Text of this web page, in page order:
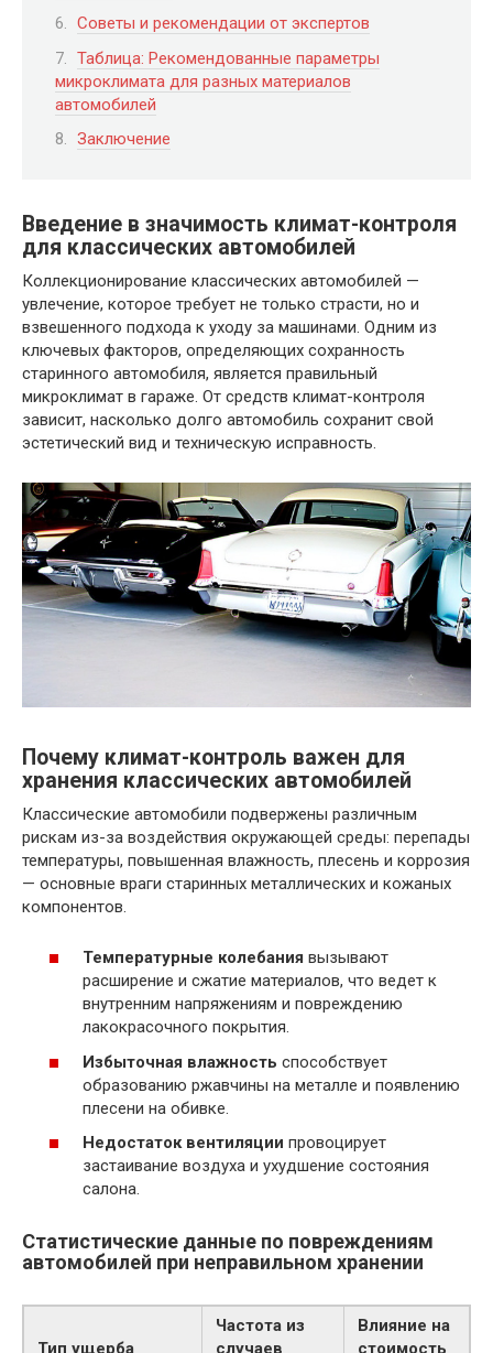
Советы и рекомендации от экспертов
Таблица: Рекомендованные параметры
микроклимата для разных материалов
автомобилей
Заключение
Введение в значимость климат-контроля
для классических автомобилей
Коллекционирование классических автомобилей —
увлечение, которое требует не только страсти, но и
взвешенного подхода к уходу за машинами. Одним из
ключевых факторов, определяющих сохранность
старинного автомобиля, является правильный
микроклимат в гараже. От средств климат-контроля
зависит, насколько долго автомобиль сохранит свой
эстетический вид и техническую исправность.
Почему климат-контроль важен для
хранения классических автомобилей
Классические автомобили подвержены различным
рискам из-за воздействия окружающей среды: перепады
температуры, повышенная влажность, плесень и коррозия
— основные враги старинных металлических и кожаных
компонентов.
Температурные колебания вызывают
расширение и сжатие материалов, что ведет к
внутренним напряжениям и повреждению
лакокрасочного покрытия.
Избыточная влажность способствует
образованию ржавчины на металле и появлению
плесени на обивке.
Недостаток вентиляции провоцирует
застаивание воздуха и ухудшение состояния
салона.
Статистические данные по повреждениям
автомобилей при неправильном хранении
Тип ущерба
Частота из
случаев
Влияние на
стоимость